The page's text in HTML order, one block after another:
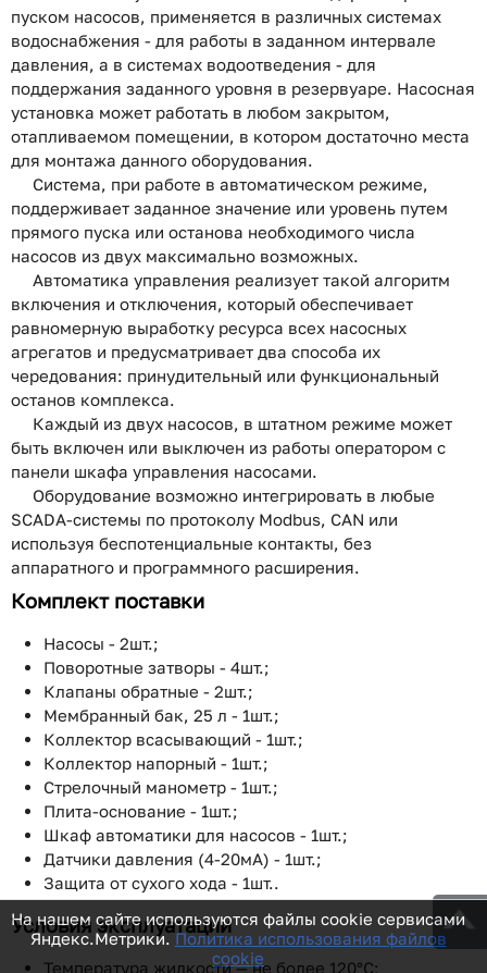
пуском насосов, применяется в различных системах
водоснабжения - для работы в заданном интервале
давления, а в системах водоотведения - для
поддержания заданного уровня в резервуаре. Насосная
установка может работать в любом закрытом,
отапливаемом помещении, в котором достаточно места
для монтажа данного оборудования.
Система, при работе в автоматическом режиме,
поддерживает заданное значение или уровень путем
прямого пуска или останова необходимого числа
насосов из двух максимально возможных.
Автоматика управления реализует такой алгоритм
включения и отключения, который обеспечивает
равномерную выработку ресурса всех насосных
агрегатов и предусматривает два способа их
чередования: принудительный или функциональный
останов комплекса.
Каждый из двух насосов, в штатном режиме может
быть включен или выключен из работы оператором с
панели шкафа управления насосами.
Оборудование возможно интегрировать в любые
SCADA-системы по протоколу Modbus, CAN или
используя беспотенциальные контакты, без
аппаратного и программного расширения.
Комплект поставки
Насосы - 2шт.;
Поворотные затворы - 4шт.;
Клапаны обратные - 2шт.;
Мембранный бак, 25 л - 1шт.;
Коллектор всасывающий - 1шт.;
Коллектор напорный - 1шт.;
Стрелочный манометр - 1шт.;
Плита-основание - 1шт.;
Шкаф автоматики для насосов - 1шт.;
Датчики давления (4-20мА) - 1шт.;
Защита от сухого хода - 1шт..
Условия эксплуатации
Температура жидкости — не более 120°С;
На нашем сайте используются файлы cookie сервисами
Яндекс.Метрики.Политика использования файлов
cookie